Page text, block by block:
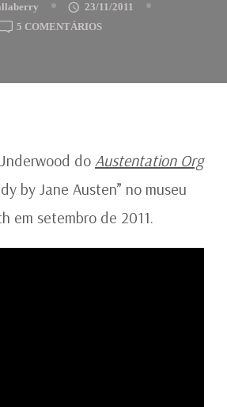
23/11/2011
5 COMENTÁRIOSEM
APRESENTAÇÃO
do Austentation Org
by Jane Austen” no museu
em setembro de 2011.